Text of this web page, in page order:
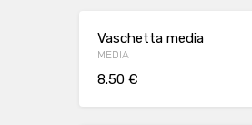
Vaschetta media
MEDIA
8.50 €